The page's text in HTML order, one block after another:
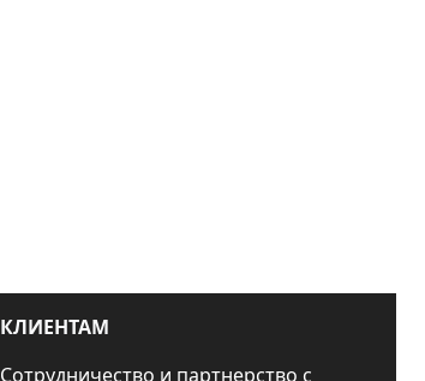
КЛИЕНТАМ
Сотрудничество и партнерство с